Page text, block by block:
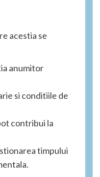
acestia se
anumitor
si conditiile de
contribui la
timpului